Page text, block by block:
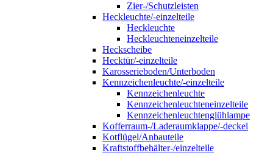
Zier-/Schutzleisten
Heckleuchte/-einzelteile
Heckleuchte
Heckleuchteneinzelteile
Heckscheibe
Hecktür/-einzelteile
Karosserieboden/Unterboden
Kennzeichenleuchte/-einzelteile
Kennzeichenleuchte
Kennzeichenleuchteneinzelteile
Kennzeichenleuchtenglühlampe
Kofferraum-/Laderaumklappe/-deckel
Kotflügel/Anbauteile
Kraftstoffbehälter-/einzelteile